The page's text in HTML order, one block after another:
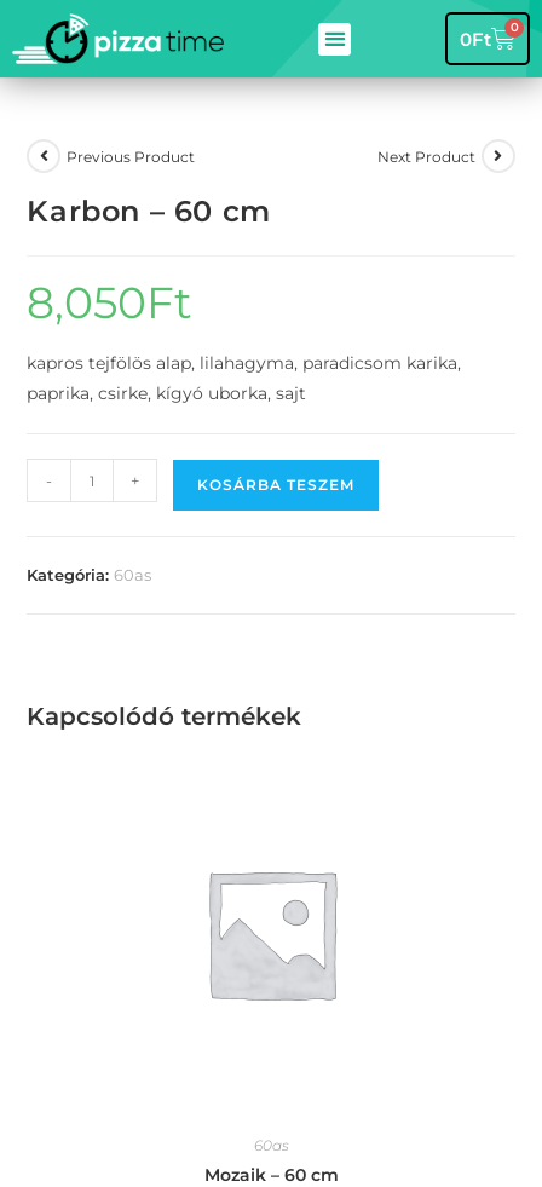
0Ft 0
Previous Product Next Product
Karbon – 60 cm
8,050Ft
kapros tejfölös alap, lilahagyma, paradicsom karika,
paprika, csirke, kígyó uborka, sajt
- + KOSÁRBA TESZEM
Kategória:60as
Kapcsolódó termékek
60as
Mozaik – 60 cm